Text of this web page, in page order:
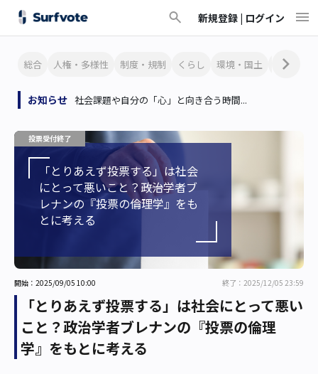
新規登録 | ログイン
総合 人権・多様性 制度・規制 くらし 環境・国土 文化・芸
お知らせ 社会課題や自分の「心」と向き合う時間...
「とりあえず投票する」は社会
にとって悪いこと？――政治学者ブ
レナンの『投票の倫理学』をも
とに考える
投票受付終了
開始：2025/09/05 10:00 終了：2025/12/05 23:59
「とりあえず投票する」は社会にとって悪い
こと？――政治学者ブレナンの『投票の倫理
学』をもとに考える